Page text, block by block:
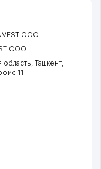
ООО
ООО
область, Ташкент,
11